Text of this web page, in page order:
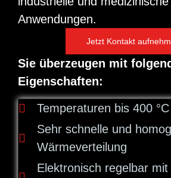
Anwendungen.
Jetzt Kontakt
Sie überzeugen mit
Eigenschaften:
Temperaturen bis 400
Sehr schnelle und
Wärmeverteilung
Elektronisch regelbar mit